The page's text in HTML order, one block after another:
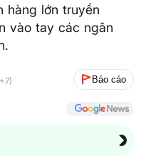
hàng lớn truyền
vào tay các ngân
Báo cáo